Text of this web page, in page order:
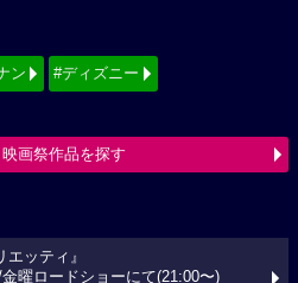
ン #ディズニー
画祭作品を探す
エッティ』
曜ロードショーにて(21:00〜)